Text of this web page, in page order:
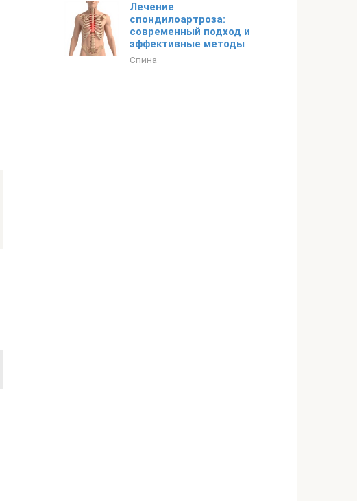
Лечение
спондилоартроза:
современный подход и
эффективные методы
Спина